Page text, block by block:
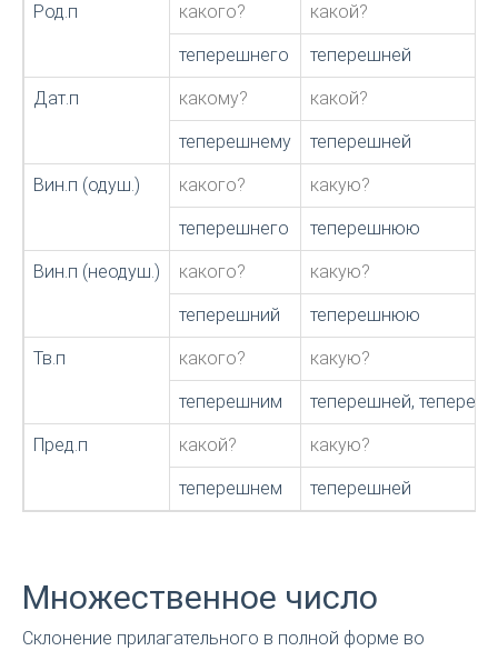
Род.п какого? какой?
теперешнего теперешней
Дат.п какому? какой?
теперешнему теперешней
Вин.п (одуш.) какого? какую?
теперешнего теперешнюю
Вин.п (неодуш.) какого? какую?
теперешний теперешнюю
Тв.п какого? какую?
теперешним теперешней,
Пред.п какой? какую?
теперешнем теперешней
Множественное число
Склонение прилагательного в полной форме во